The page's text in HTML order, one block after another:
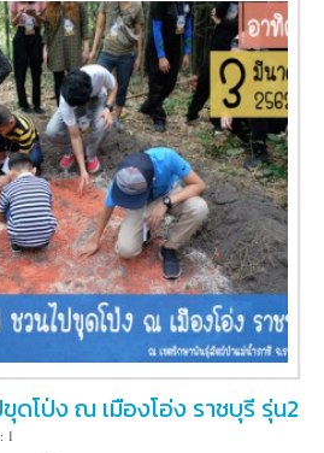
ดโป่ง ณ เมืองโอ่ง ราชบุรี รุ่น2
1